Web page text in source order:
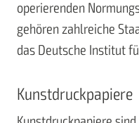
operierenden
gehören zahlreiche
das Deutsche Institut
Kunstdruckpapiere